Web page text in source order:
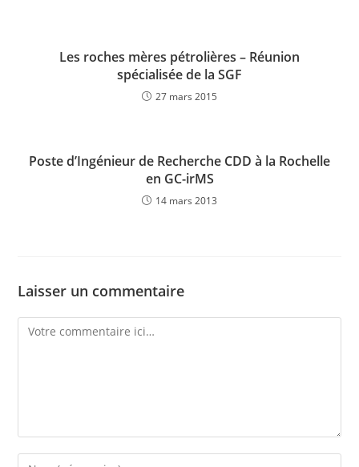
Les roches mères pétrolières – Réunion
spécialisée de la SGF
27 mars 2015
Poste d’Ingénieur de Recherche CDD à la Rochelle
en GC-irMS
14 mars 2013
Laisser un commentaire